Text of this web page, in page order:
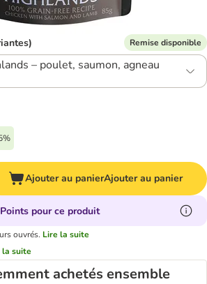
Remise disponible
– poulet, saumon, agneau
Ajouter au panierAjouter au panier
pour ce produit
ouvrés. Lire la suite
la suite
achetés ensemble